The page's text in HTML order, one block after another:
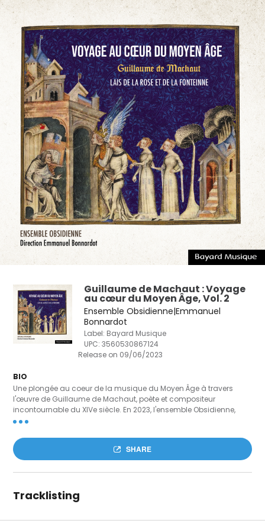
Guillaume de Machaut : Voyage
au cœur du Moyen Âge, Vol. 2
Ensemble Obsidienne|Emmanuel
Bonnardot
Label: Bayard Musique
UPC:3560530867124
Release on 09/06/2023
BIO
Une plongée au coeur de la musique du Moyen Âge à travers
l'œuvre de Guillaume de Machaut, poète et compositeur
incontournable du XIVe siècle. En 2023, l'ensemble Obsidienne,
dirigé par Emmanuel Bonnardot, fête ses 30 ans d'activité
enthousiastes de cette formation qui sont tout autant chanteurs,
musiciens (ils jouent de toutes sortes d'instruments médiévaux)
que comédiens. Pour marquer ce jubilée, Obsidienne a choisi de
passer cette année en compagnie de Guillaume de Machaut,
développement de la musique polyphonique occidentale. Ce CD
nous permet de découvrir deux de ses grands poèmes lyriques, le
SHARE
Tracklisting